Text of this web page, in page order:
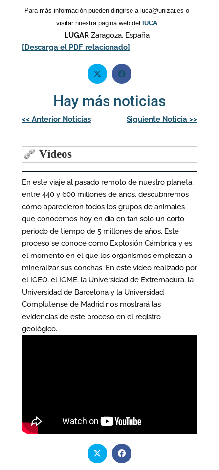
Para más información pueden dirigirse a iuca@unizar.es o
visitar nuestra página web del
IUCA
LUGAR Zaragoza, España
[Descarga el PDF relacionado]
Hay más noticias
Navegación
de
<< Anterior Noticias Siguiente Noticia >>
Vídeos
En este viaje al pasado remoto de nuestro planeta,
entre 440 y 600 millones de años, descubriremos
cómo aparecieron todos los grupos de animales
que conocemos hoy en día en tan solo un corto
periodo de tiempo de 5 millones de años. Este
proceso se conoce como Explosión Cámbrica y es
el momento en el que los organismos empiezan a
mineralizar sus conchas. En este video realizado por
el IGEO, el IGME, la Universidad de Extremadura, la
Universidad de Barcelona y la Universidad
Complutense de Madrid nos mostrará las
evidencias de este proceso en el registro
geológico.